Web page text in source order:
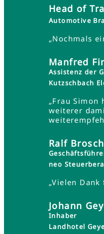
Head of
Automotive
„Nochmals
Manfred
Assistenz der
Kutzschbach
„Frau
weiterer
Ralf
neo
„Vielen
Johann
Inhaber
Landhotel